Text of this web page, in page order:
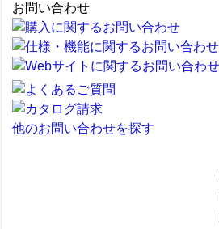
お問い合わせ
他のお問い合わせを探す